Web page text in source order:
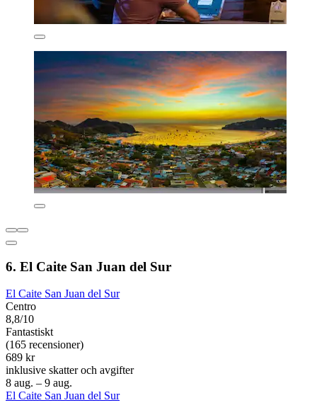
6. El Caite San Juan del Sur
El Caite San Juan del Sur
Centro
8,8/10
Fantastiskt
(165 recensioner)
689 kr
inklusive skatter och avgifter
8 aug. – 9 aug.
El Caite San Juan del Sur